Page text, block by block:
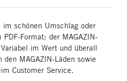
schönen Umschlag oder
Format: der MAGAZIN-
im Wert und überall
MAGAZIN-Läden sowie
Customer Service.